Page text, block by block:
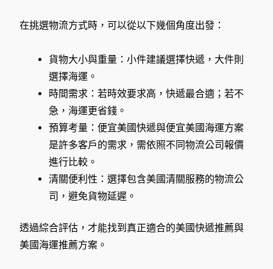
在挑選物流方式時，可以從以下幾個角度出發：
貨物大小與重量：小件建議選擇快遞，大件則
選擇海運。
時間需求：若時效要求高，快遞最合適；若不
急，海運更省錢。
預算考量：便宜美國快遞與便宜美國海運方案
是許多客戶的需求，需依照不同物流公司報價
進行比較。
清關便利性：選擇包含美國清關服務的物流公
司，避免貨物延遲。
透過綜合評估，才能找到真正適合的美國快遞推薦與
美國海運推薦方案。